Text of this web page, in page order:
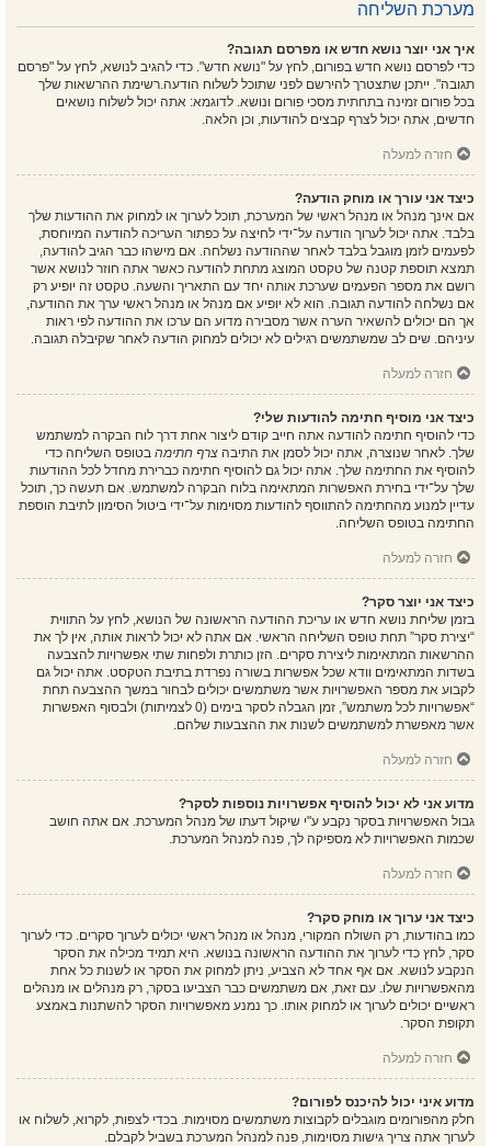
מערכת השליחה
איך אני יוצר נושא חדש או מפרסם תגובה?
כדי לפרסם נושא חדש בפורום, לחץ על "נושא חדש". כדי להגיב לנושא, לחץ על "פרסם
תגובה". ייתכן שתצטרך להירשם לפני שתוכל לשלוח הודעה.רשימת ההרשאות שלך
בכל פורום זמינה בתחתית מסכי פורום ונושא. לדוגמא: אתה יכול לשלוח נושאים
חדשים, אתה יכול לצרף קבצים להודעות, וכן הלאה.
חזרה למעלה
כיצד אני עורך או מוחק הודעה?
אם אינך מנהל או מנהל ראשי של המערכת, תוכל לערוך או למחוק את ההודעות שלך
בלבד. אתה יכול לערוך הודעה על־ידי לחיצה על כפתור העריכה להודעה המיוחסת,
לפעמים לזמן מוגבל בלבד לאחר שההודעה נשלחה. אם מישהו כבר הגיב להודעה,
תמצא תוספת קטנה של טקסט המוצג מתחת להודעה כאשר אתה חוזר לנושא אשר
רושם את מספר הפעמים שערכת אותה יחד עם התאריך והשעה. טקסט זה יופיע רק
אם נשלחה להודעה תגובה. הוא לא יופיע אם מנהל או מנהל ראשי ערך את ההודעה,
אך הם יכולים להשאיר הערה אשר מסבירה מדוע הם ערכו את ההודעה לפי ראות
עיניהם. שים לב שמשתמשים רגילים לא יכולים למחוק הודעה לאחר שקיבלה תגובה.
חזרה למעלה
כיצד אני מוסיף חתימה להודעות שלי?
כדי להוסיף חתימה להודעה אתה חייב קודם ליצור אחת דרך לוח הבקרה למשתמש
שלך. לאחר שנוצרה, אתה יכול לסמן את התיבה צרף חתימה בטופס השליחה כדי
להוסיף את החתימה שלך. אתה יכול גם להוסיף חתימה כברירת מחדל לכל ההודעות
שלך על־ידי בחירת האפשרות המתאימה בלוח הבקרה למשתמש. אם תעשה כך, תוכל
עדיין למנוע מהחתימה להתווסף להודעות מסוימות על־ידי ביטול הסימון לתיבת הוספת
החתימה בטופס השליחה.
חזרה למעלה
כיצד אני יוצר סקר?
בזמן שליחת נושא חדש או עריכת ההודעה הראשונה של הנושא, לחץ על התווית
“יצירת סקר” תחת טופס השליחה הראשי. אם אתה לא יכול לראות אותה, אין לך את
ההרשאות המתאימות ליצירת סקרים. הזן כותרת ולפחות שתי אפשרויות להצבעה
בשדות המתאימים וודא שכל אפשרות בשורה נפרדת בתיבת הטקסט. אתה יכול גם
לקבוע את מספר האפשרויות אשר משתמשים יכולים לבחור במשך ההצבעה תחת
“אפשרויות לכל משתמש”, זמן הגבלה לסקר בימים (0 לצמיתות) ולבסוף האפשרות
אשר מאפשרת למשתמשים לשנות את ההצבעות שלהם.
חזרה למעלה
מדוע אני לא יכול להוסיף אפשרויות נוספות לסקר?
גבול האפשרויות בסקר נקבע ע"י שיקול דעתו של מנהל המערכת. אם אתה חושב
שכמות האפשרויות לא מספיקה לך, פנה למנהל המערכת.
חזרה למעלה
כיצד אני ערוך או מוחק סקר?
כמו בהודעות, רק השולח המקורי, מנהל או מנהל ראשי יכולים לערוך סקרים. כדי לערוך
סקר, לחץ כדי לערוך את ההודעה הראשונה בנושא. היא תמיד מכילה את הסקר
הנקבע לנושא. אם אף אחד לא הצביע, ניתן למחוק את הסקר או לשנות כל אחת
מהאפשרויות שלו. עם זאת, אם משתמשים כבר הצביעו בסקר, רק מנהלים או מנהלים
ראשיים יכולים לערוך או למחוק אותו. כך נמנע מאפשרויות הסקר להשתנות באמצע
תקופת הסקר.
חזרה למעלה
מדוע איני יכול להיכנס לפורום?
חלק מהפורומים מוגבלים לקבוצות משתמשים מסוימות. בכדי לצפות, לקרוא, לשלוח או
לערוך אתה צריך גישות מסוימות, פנה למנהל המערכת בשביל לקבלם.